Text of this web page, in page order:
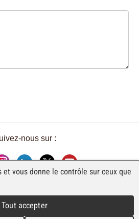
nous sur :
DE FAJI SA
Industrielle 98
2740 Moutier
vous donne le contrôle sur ceux que
Tout accepter